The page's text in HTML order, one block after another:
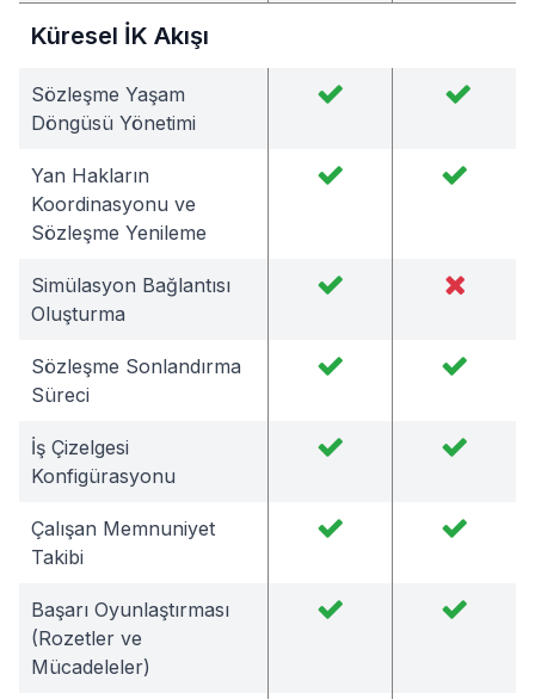
Küresel İK Akışı
Sözleşme Yaşam
Döngüsü Yönetimi
Yan Hakların
Koordinasyonu ve
Sözleşme Yenileme
Simülasyon Bağlantısı
Oluşturma
Sözleşme Sonlandırma
Süreci
İş Çizelgesi
Konfigürasyonu
Çalışan Memnuniyet
Takibi
Başarı Oyunlaştırması
(Rozetler ve
Mücadeleler)